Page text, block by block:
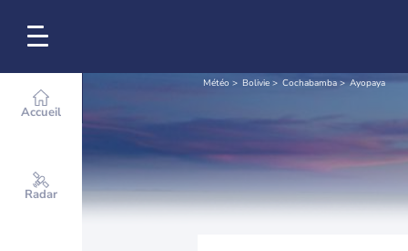
Accueil
Radar
Météo Bolivie Cochabamba Ayopaya